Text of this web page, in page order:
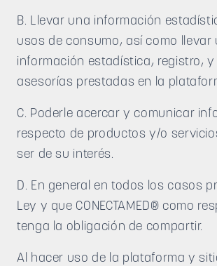
B. Llevar una información
usos de consumo, así como llevar
información estadística, registro,
asesorías prestadas en la
C. Poderle acercar y comunicar
respecto de productos y/o
ser de su interés.
D. En general en todos los casos
Ley y que CONECTAMED® como
tenga la obligación de compartir.
Al hacer uso de la plataforma y